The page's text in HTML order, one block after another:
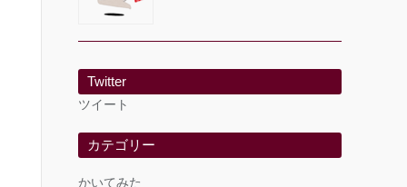
Twitter
ツイート
カテゴリー
かいてみた